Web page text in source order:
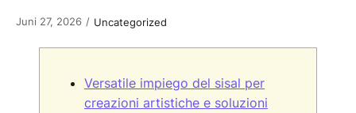
Juni 27, 2026 / Uncategorized
Versatile impiego del sisal per
creazioni artistiche e soluzioni